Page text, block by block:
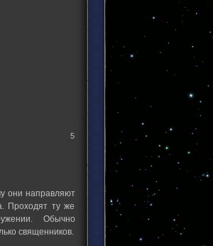
5
они направляют
Проходят ту же
Обычно
священников.